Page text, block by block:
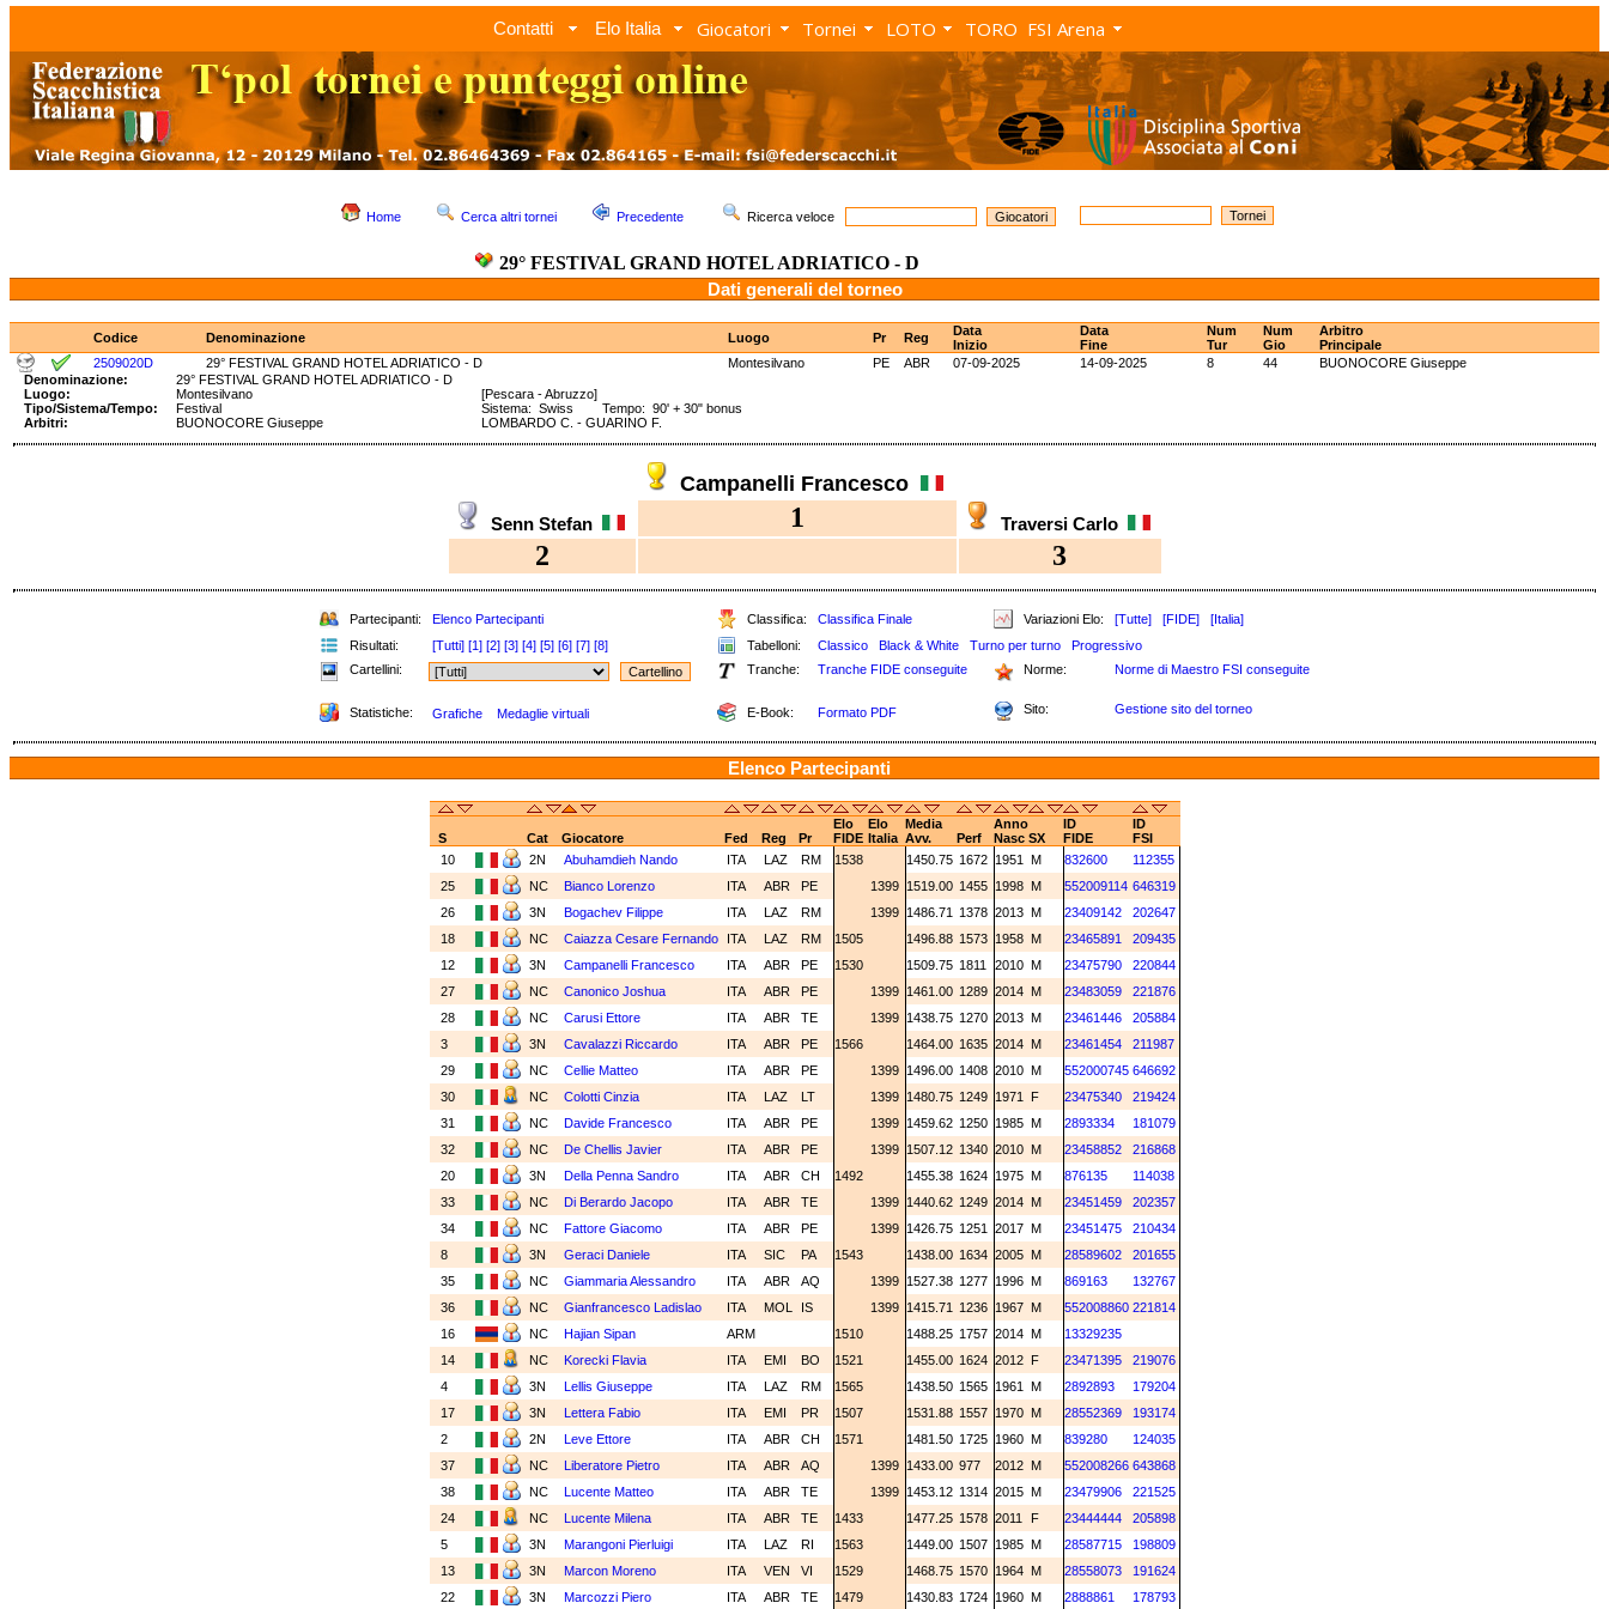
Contatti Elo Italia Giocatori Tornei LOTO TORO FSI Arena
Home Cerca altri tornei Precedente Ricerca veloce
29° FESTIVAL GRAND HOTEL ADRIATICO - D
Dati generali del torneo
Codice Denominazione Luogo Pr Reg
Data
Inizio
Data
Fine
Num
Tur
Num
Gio
Arbitro
Principale
2509020D
29° FESTIVAL GRAND HOTEL ADRIATICO - D Montesilvano PE ABR 07-09-2025 14-09-2025 8 44
BUONOCORE Giuseppe
Denominazione:
29° FESTIVAL GRAND HOTEL ADRIATICO - D
Luogo:
Montesilvano
[Pescara - Abruzzo]
Tipo/Sistema/Tempo:
Festival
Sistema: Swiss Tempo: 90' + 30" bonus
Arbitri:
BUONOCORE Giuseppe LOMBARDO C. - GUARINO F.
Campanelli Francesco
Senn Stefan 1 Traversi Carlo
2 3
Partecipanti: Elenco Partecipanti Classifica: Classifica Finale Variazioni Elo: [Tutte] [FIDE]
[Italia]
Risultati:
[Tutti] [1] [2] [3] [4] [5] [6] [7] [8] Tabelloni: Classico Black & White Turno per turno
Progressivo
Cartellini:
Tranche: Tranche FIDE conseguite Norme: Norme di Maestro FSI conseguite
Statistiche: Grafiche Medaglie virtuali E-Book: Formato PDF Sito: Gestione sito del torneo
Elenco Partecipanti
Elo Elo Media Anno ID
ID
S
Cat Giocatore Fed Reg Pr FIDE Italia Avv. Perf Nasc SX FIDE
FSI
10
2N Abuhamdieh Nando ITA LAZ RM 1538 1450.75 1672 1951 M 832600
112355
25
NC Bianco Lorenzo ITA ABR PE 1399 1519.00 1455 1998 M 552009114 646319
26
3N Bogachev Filippe ITA LAZ RM 1399 1486.71 1378 2013 M 23409142
202647
18
NC Caiazza Cesare Fernando ITA LAZ RM 1505 1496.88 1573 1958 M 23465891
209435
12
3N Campanelli Francesco ITA ABR PE 1530 1509.75 1811 2010 M 23475790
220844
27
NC Canonico Joshua ITA ABR PE 1399 1461.00 1289 2014 M 23483059
221876
28
NC Carusi Ettore ITA ABR TE 1399 1438.75 1270 2013 M 23461446
205884
3
3N Cavalazzi Riccardo ITA ABR PE 1566 1464.00 1635 2014 M 23461454
211987
29
NC Cellie Matteo ITA ABR PE 1399 1496.00 1408 2010 M 552000745 646692
30
NC Colotti Cinzia ITA LAZ LT 1399 1480.75 1249 1971 F 23475340
219424
31
NC Davide Francesco ITA ABR PE 1399 1459.62 1250 1985 M 2893334
181079
32
NC De Chellis Javier ITA ABR PE 1399 1507.12 1340 2010 M 23458852
216868
20
3N Della Penna Sandro ITA ABR CH 1492 1455.38 1624 1975 M 876135
114038
33
NC Di Berardo Jacopo ITA ABR TE 1399 1440.62 1249 2014 M 23451459
202357
34
NC Fattore Giacomo ITA ABR PE 1399 1426.75 1251 2017 M 23451475
210434
8
3N Geraci Daniele ITA SIC PA 1543 1438.00 1634 2005 M 28589602
201655
35
NC Giammaria Alessandro ITA ABR AQ 1399 1527.38 1277 1996 M 869163
132767
36
NC Gianfrancesco Ladislao ITA MOL IS 1399 1415.71 1236 1967 M 552008860 221814
16
NC Hajian Sipan ARM 1510 1488.25 1757 2014 M
13329235
14
NC Korecki Flavia ITA EMI BO 1521 1455.00 1624 2012 F 23471395
219076
4
3N Lellis Giuseppe ITA LAZ RM 1565 1438.50 1565 1961 M 2892893
179204
17
3N Lettera Fabio ITA EMI PR 1507 1531.88 1557 1970 M 28552369
193174
2
2N Leve Ettore ITA ABR CH 1571 1481.50 1725 1960 M 839280
124035
37
NC Liberatore Pietro ITA ABR AQ 1399 1433.00 977 2012 M 552008266 643868
38
NC Lucente Matteo ITA ABR TE 1399 1453.12 1314 2015 M 23479906
221525
24
NC Lucente Milena ITA ABR TE 1433 1477.25 1578 2011 F 23444444
205898
5
3N Marangoni Pierluigi ITA LAZ RI 1563 1449.00 1507 1985 M 28587715
198809
13
3N Marcon Moreno ITA VEN VI 1529 1468.75 1570 1964 M 28558073
191624
22
3N Marcozzi Piero ITA ABR TE 1479 1430.83 1724 1960 M 2888861 178793